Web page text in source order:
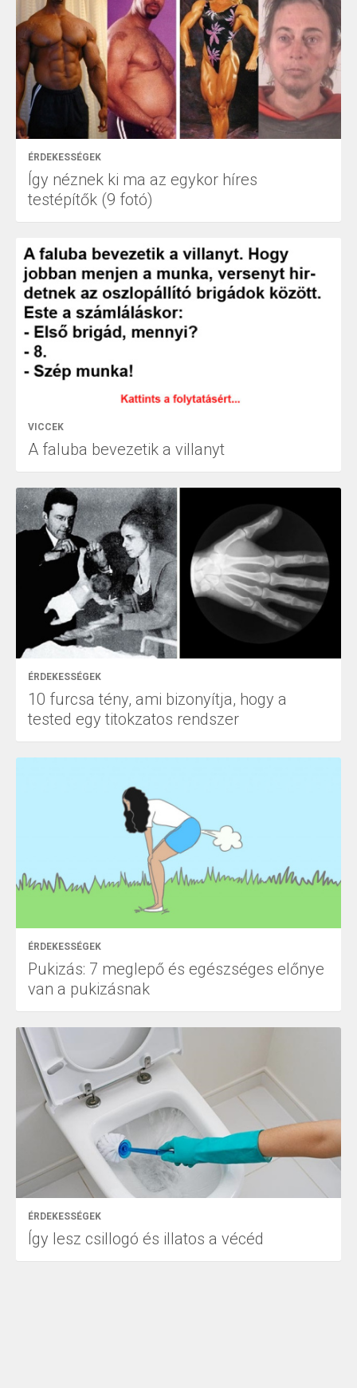
ÉRDEKESSÉGEK
Így néznek ki ma az egykor híres
testépítők (9 fotó)
VICCEK
A faluba bevezetik a villanyt
ÉRDEKESSÉGEK
10 furcsa tény, ami bizonyítja, hogy a
tested egy titokzatos rendszer
ÉRDEKESSÉGEK
Pukizás: 7 meglepő és egészséges előnye
van a pukizásnak
ÉRDEKESSÉGEK
Így lesz csillogó és illatos a vécéd